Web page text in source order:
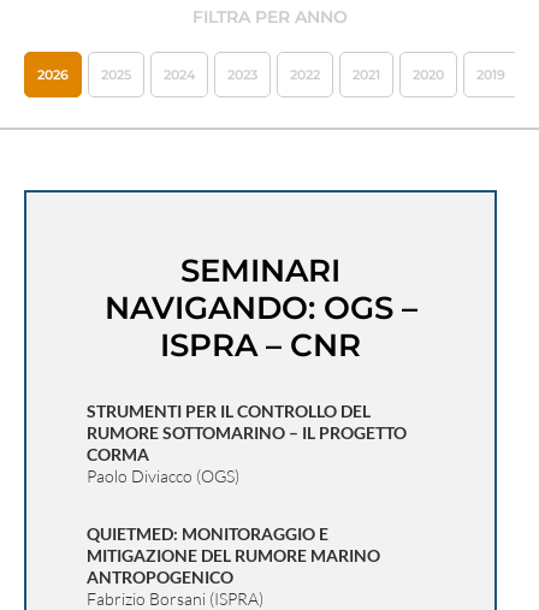
FILTRA PER ANNO
2026 2025 2024 2023 2022 2021 2020 2019
SEMINARI
NAVIGANDO: OGS –
ISPRA – CNR
STRUMENTI PER IL CONTROLLO DEL
RUMORE SOTTOMARINO – IL PROGETTO
CORMA
Paolo Diviacco (OGS)
QUIETMED: MONITORAGGIO E
MITIGAZIONE DEL RUMORE MARINO
ANTROPOGENICO
Fabrizio Borsani (ISPRA)